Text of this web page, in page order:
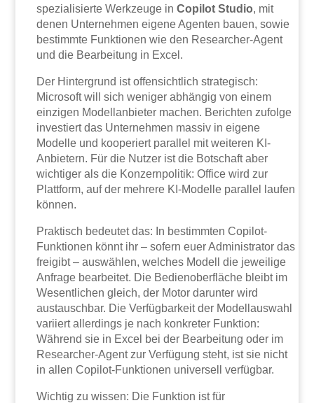
spezialisierte Werkzeuge inCopilot Studio, mit
denen Unternehmen eigene Agenten bauen, sowie
bestimmte Funktionen wie den Researcher-Agent
und die Bearbeitung in Excel.
Der Hintergrund ist offensichtlich strategisch:
Microsoft will sich weniger abhängig von einem
einzigen Modellanbieter machen. Berichten zufolge
investiert das Unternehmen massiv in eigene
Modelle und kooperiert parallel mit weiteren KI-
Anbietern. Für die Nutzer ist die Botschaft aber
wichtiger als die Konzernpolitik: Office wird zur
Plattform, auf der mehrere KI-Modelle parallel laufen
können.
Praktisch bedeutet das: In bestimmten Copilot-
Funktionen könnt ihr – sofern euer Administrator das
freigibt – auswählen, welches Modell die jeweilige
Anfrage bearbeitet. Die Bedienoberfläche bleibt im
Wesentlichen gleich, der Motor darunter wird
austauschbar. Die Verfügbarkeit der Modellauswahl
variiert allerdings je nach konkreter Funktion:
Während sie in Excel bei der Bearbeitung oder im
Researcher-Agent zur Verfügung steht, ist sie nicht
in allen Copilot-Funktionen universell verfügbar.
Wichtig zu wissen: Die Funktion ist für